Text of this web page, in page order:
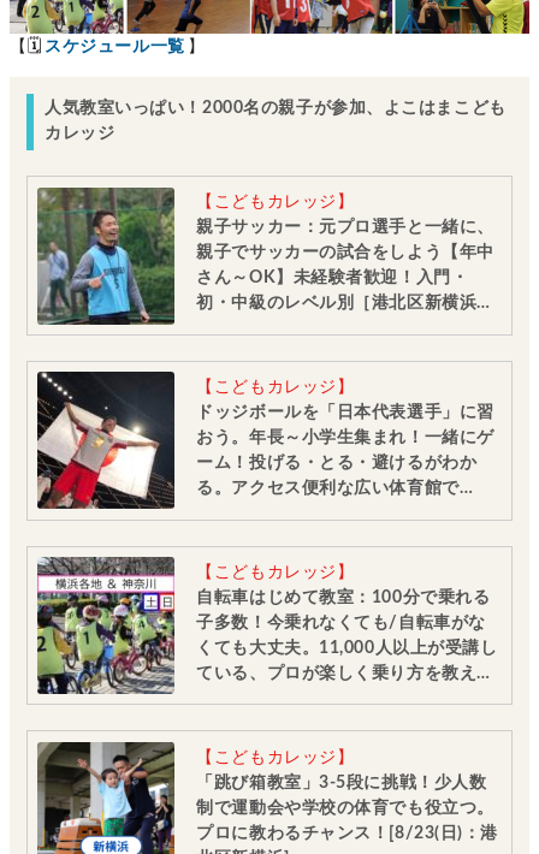
【🗓 スケジュール一覧 】
人気教室いっぱい！2000名の親子が参加、よこはまこども
カレッジ
【こどもカレッジ】
親子サッカー：元プロ選手と一緒に、
親子でサッカーの試合をしよう【年中
さん～OK】未経験者歓迎！入門・
初・中級のレベル別［港北区新横浜：
【こどもカレッジ】
ドッジボールを「日本代表選手」に習
おう。年長～小学生集まれ！一緒にゲ
ーム！投げる・とる・避けるがわか
る。アクセス便利な広い体育館で
【こどもカレッジ】
自転車はじめて教室：100分で乗れる
子多数！今乗れなくても/自転車がな
くても大丈夫。11,000人以上が受講し
ている、プロが楽しく乗り方を教えて
【こどもカレッジ】
「跳び箱教室」3-5段に挑戦！少人数
制で運動会や学校の体育でも役立つ。
プロに教わるチャンス！[8/23(日)：港